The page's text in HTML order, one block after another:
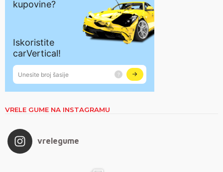
VRELE GUME NA INSTAGRAMU
vrelegume